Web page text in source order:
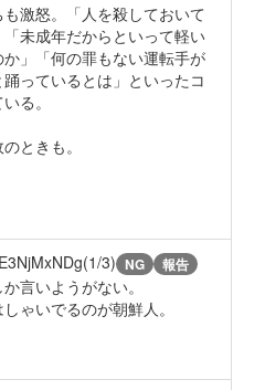
激怒。「人を殺しておいて
未成年だからといって軽い
」「何の罪もない運転手が
っているとは」といったコ
る。
ときも。
3) NG 報告
言いようがない。
ゃいでるのが朝鮮人。